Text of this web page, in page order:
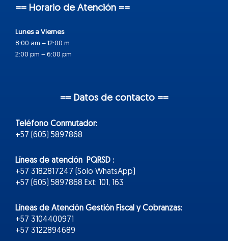
== Horario de Atención ==
Lunes a Viernes
8:00 am – 12:00 m
2:00 pm – 6:00 pm
== Datos de contacto ==
Teléfono Conmutador:
+57 (605) 5897868
Líneas de atención PQRSD :
+57 3182817247 (Solo WhatsApp)
+57 (605) 5897868 Ext: 101, 163
Líneas de Atención Gestión Fiscal y Cobranzas:
+57 3104400971
+57 3122894689